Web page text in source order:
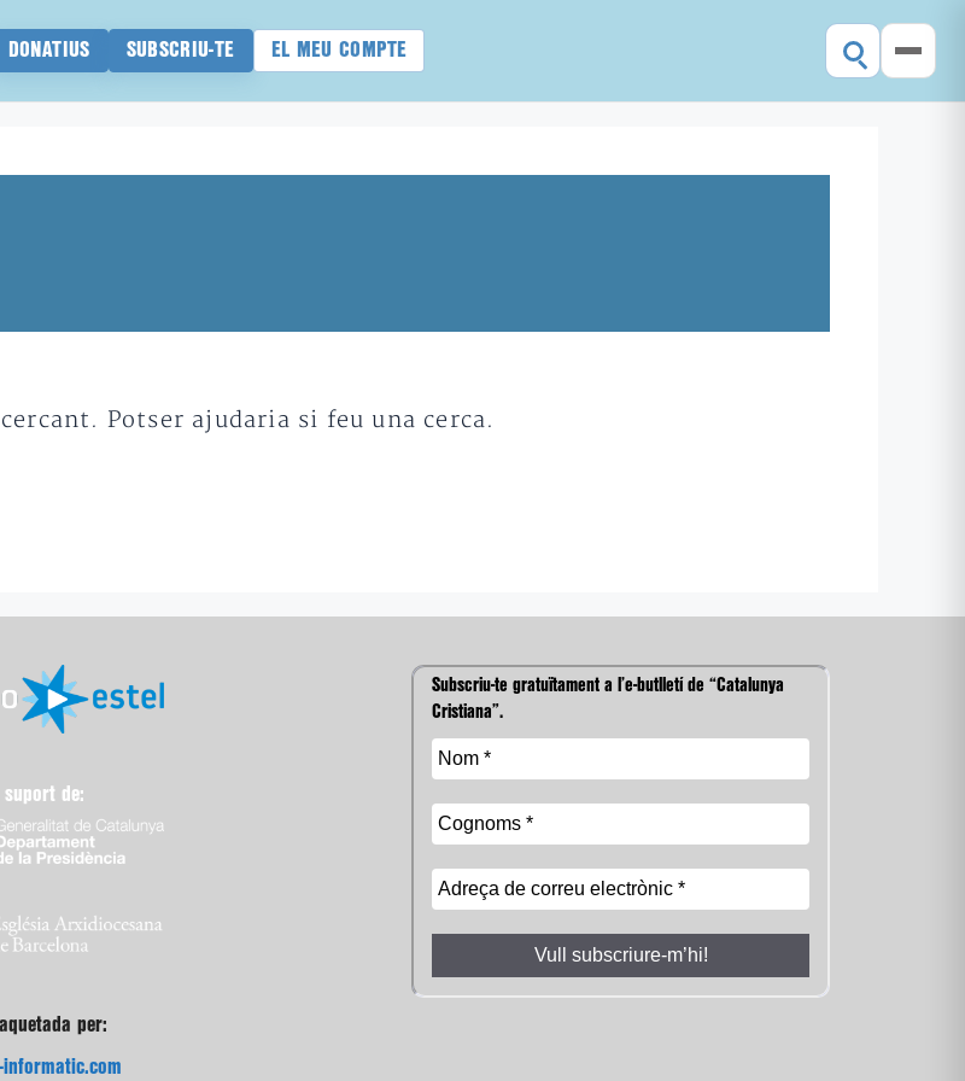
DONATIUS SUBSCRIU-TE EL MEU COMPTE
Potser ajudaria si feu una cerca.
suport de:
per:
informatic.com
Subscriu-te gratuïtament a l’e-butlletí de “Catalunya
Cristiana”.